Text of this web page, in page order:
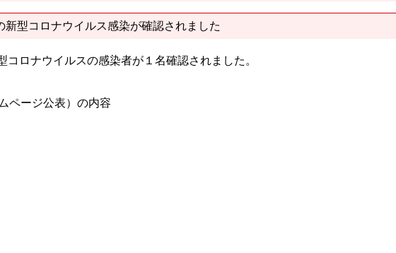
新型コロナウイルス感染が確認されました
ロナウイルスの感染者が１名確認されました。
ページ公表）の内容